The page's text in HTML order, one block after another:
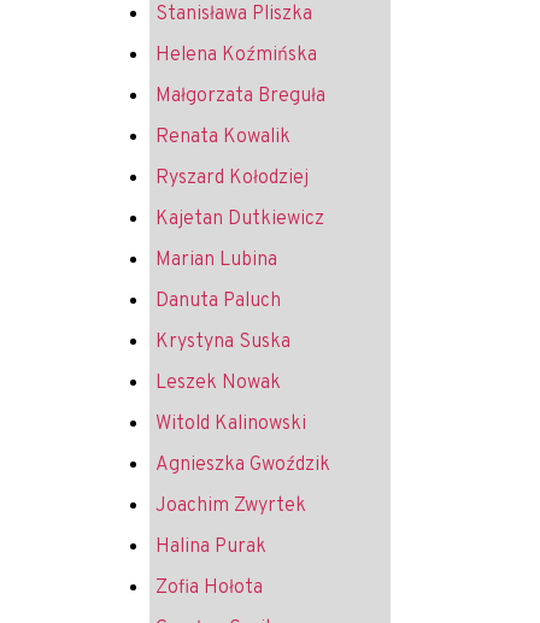
Stanisława Pliszka
Helena Koźmińska
Małgorzata Breguła
Renata Kowalik
Ryszard Kołodziej
Kajetan Dutkiewicz
Marian Lubina
Danuta Paluch
Krystyna Suska
Leszek Nowak
Witold Kalinowski
Agnieszka Gwoździk
Joachim Zwyrtek
Halina Purak
Zofia Hołota